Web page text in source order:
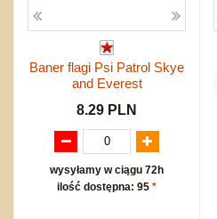
Baner flagi Psi Patrol Skye
and Everest
8.29 PLN
wysyłamy w ciągu 72h
ilość dostępna: 95 *